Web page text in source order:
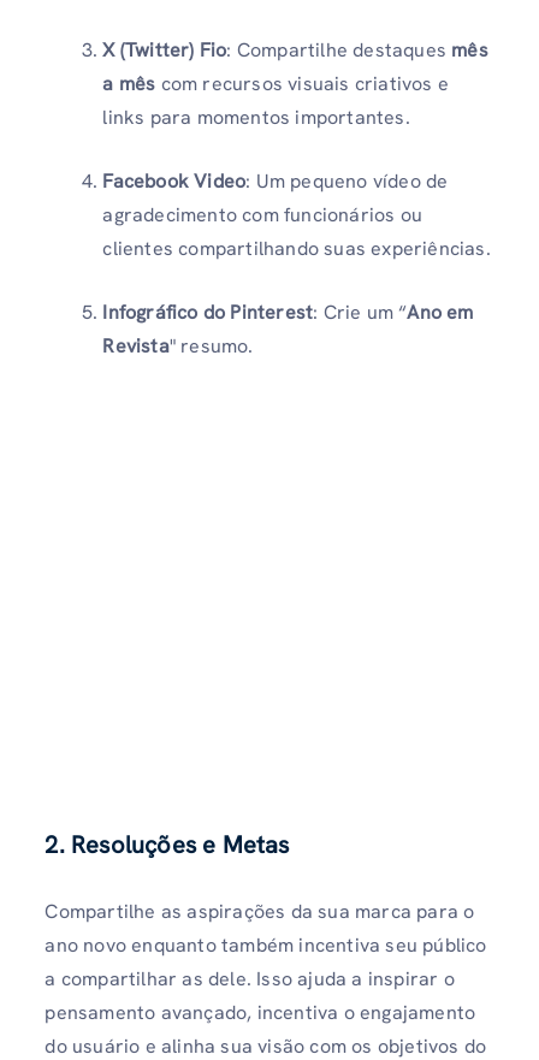
X (Twitter) Fio: Compartilhe destaques mês
a mês com recursos visuais criativos e
links para momentos importantes.
Facebook Video: Um pequeno vídeo de
agradecimento com funcionários ou
clientes compartilhando suas experiências.
Infográfico do Pinterest: Crie um “Ano em
Revista" resumo.
2. Resoluções e Metas
Compartilhe as aspirações da sua marca para o
ano novo enquanto também incentiva seu público
a compartilhar as dele. Isso ajuda a inspirar o
pensamento avançado, incentiva o engajamento
do usuário e alinha sua visão com os objetivos do